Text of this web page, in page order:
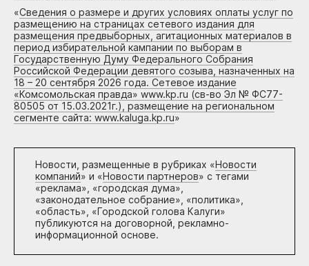
«Сведения о размере и других условиях оплаты услуг по
размещению на страницах сетевого издания для
размещения предвыборных, агитационных материалов в
период избирательной кампании по выборам в
Государственную Думу Федерального Собрания
Российской Федерации девятого созыва, назначенных на
18 – 20 сентября 2026 года. Сетевое издание
«Комсомольская правда» www.kp.ru (св-во Эл № ФС77-
80505 от 15.03.2021г.), размещение на региональном
сегменте сайта: www.kaluga.kp.ru»
Новости, размещенные в рубриках «Новости
компаний» и «Новости партнеров» с тегами
«реклама», «городская дума»,
«законодательное собрание», «политика»,
«область», «Городской голова Калуги»
публикуются на договорной, рекламно-
информационной основе.